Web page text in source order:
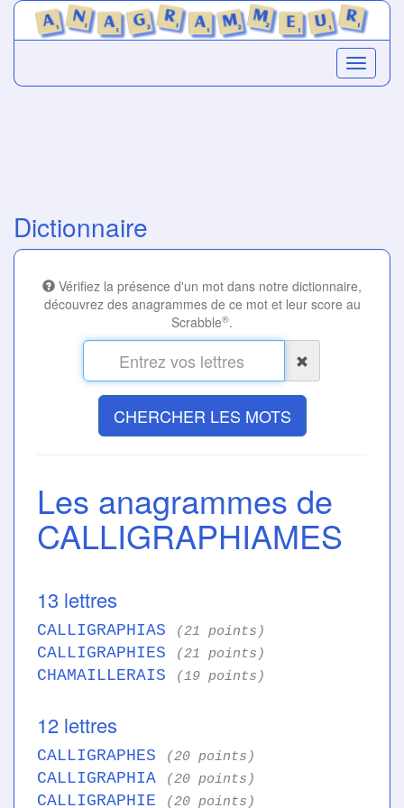
Dictionnaire
Vérifiez la présence d'un mot dans notre dictionnaire,
découvrez des anagrammes de ce mot et leur score au
Scrabble®.
CHERCHER LES MOTS
Les anagrammes de
CALLIGRAPHIAMES
13 lettres
CALLIGRAPHIAS (21 points)
CALLIGRAPHIES (21 points)
CHAMAILLERAIS (19 points)
12 lettres
CALLIGRAPHES (20 points)
CALLIGRAPHIA (20 points)
CALLIGRAPHIE (20 points)